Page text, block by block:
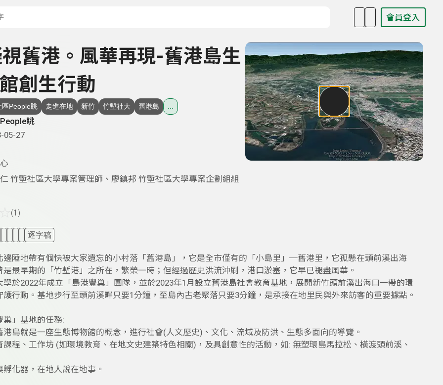
會員登入
舊港。風華再現-舊港島生
創生行動
區People眺 走進在地 新竹 竹塹社大 舊港島
眺
05-27
竹塹社區大學專案管理師、廖鎮邦 竹塹社區大學專案企劃組組
(1)
逐字稿
邊陲地帶有個快被大家遺忘的小村落「舊港島」，它是全市僅有的「小島里」─舊港里，它孤懸在頭前溪出海
是最早期的「竹塹港」之所在，繁榮一時；但經過歷史洪流沖刷，港口淤塞，它早已褪盡風華。
學於2022年成立「島港豐巢」團隊，並於2023年1月設立舊港島社會教育基地，展開新竹頭前溪出海口一帶的環
護行動。基地步行至頭前溪畔只要1分鐘，至島內古老聚落只要3分鐘，是承接在地里民與外來訪客的重要據點。
巢」基地的任務:
港島就是一座生態博物館的概念，進行社會(人文歷史)、文化、流域及防洪、生態多面向的導覽。
課程、工作坊 (如環境教育、在地文史建築特色相關)，及具創意性的活動，如: 無塑環島馬拉松、橫渡頭前溪、
孵化器，在地人說在地事。